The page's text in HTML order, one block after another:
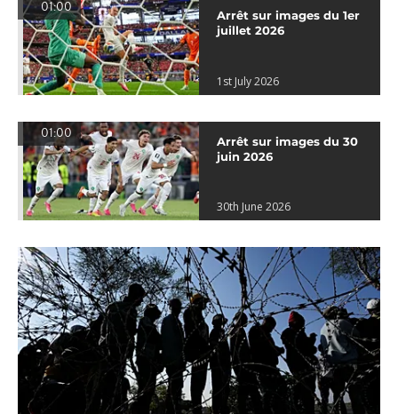
01:00
Arrêt sur images du 1er
juillet 2026
1st July 2026
01:00
Arrêt sur images du 30
juin 2026
30th June 2026